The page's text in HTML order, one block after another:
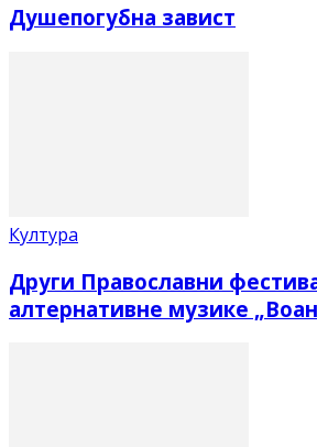
Душепогубна завист
Култура
Други Православни
алтернативне музике